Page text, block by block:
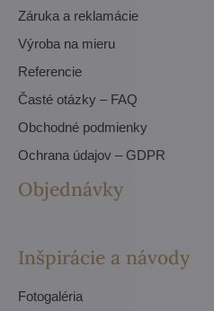
Záruka a reklamácie
Výroba na mieru
Referencie
Časté otázky – FAQ
Obchodné podmienky
Ochrana údajov – GDPR
Objednávky
Inšpirácie a návody
Fotogaléria